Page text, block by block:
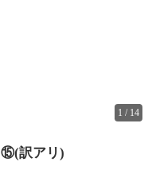
1 / 14
⑮(訳アリ)